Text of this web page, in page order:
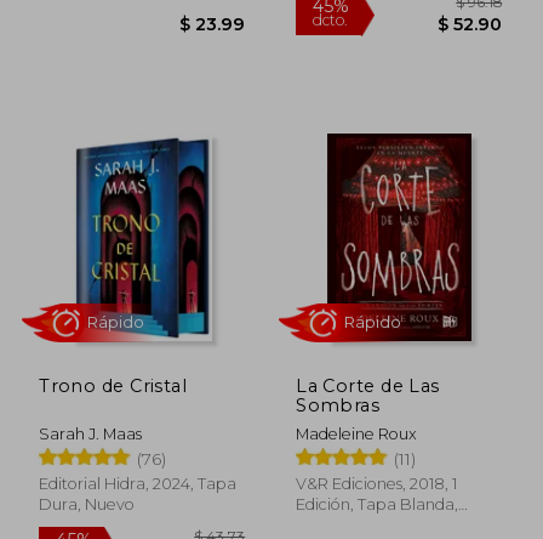
45%
dcto.
Rápido
Trono de Cristal
Sarah J. Maas
(76)
Editorial Hidra, 2024, Tapa
Dura, Nuevo
La Corte de Las
Sombras
Madeleine Roux
(11)
V&R Ediciones, 2018, 1
Edición, Tapa Blanda,